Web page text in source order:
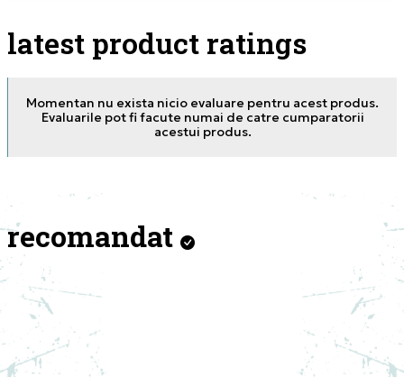
latest product ratings
Momentan nu exista nicio evaluare pentru acest produs.
Evaluarile pot fi facute numai de catre cumparatorii
acestui produs.
recomandat